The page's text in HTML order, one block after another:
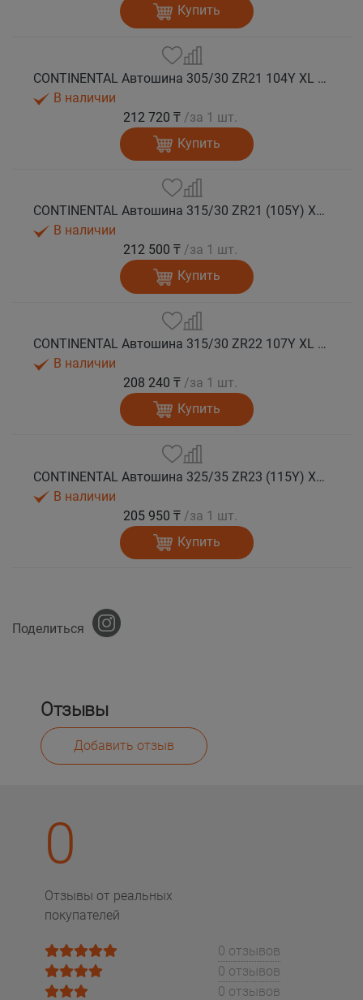
Купить
CONTINENTAL Автошина 305/30 ZR21 104Y XL FR SportContact 7 лето
В наличии
212 720 ₸ /за 1 шт.
Купить
CONTINENTAL Автошина 315/30 ZR21 (105Y) XL FR SportContact 7 MO1 лето
В наличии
212 500 ₸ /за 1 шт.
Купить
CONTINENTAL Автошина 315/30 ZR22 107Y XL FR SportContact 7 лето
В наличии
208 240 ₸ /за 1 шт.
Купить
CONTINENTAL Автошина 325/35 ZR23 (115Y) XL FR SportContact 7 лето
В наличии
205 950 ₸ /за 1 шт.
Купить
Поделиться
Отзывы
Добавить отзыв
0
Отзывы от реальных
покупателей
0 отзывов
0 отзывов
0 отзывов